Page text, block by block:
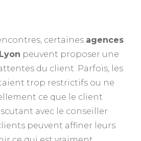
certaines agences
peuvent proposer une
du client. Parfois, les
trop restrictifs ou ne
ce que le client
avec le conseiller
peuvent affiner leurs